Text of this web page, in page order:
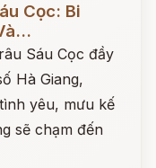
Cọc: Bi
Sáu Cọc đầy
Hà Giang,
yêu, mưu kế
sẽ chạm đến